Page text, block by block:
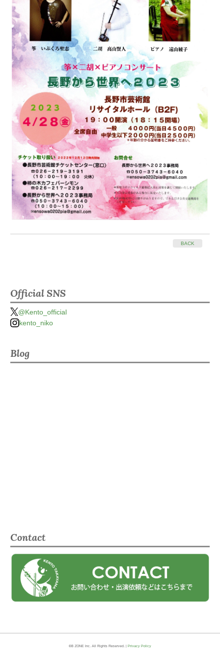
BACK
Official SNS
@Kento_official
kento_niko
Blog
Contact
©B ZONE Inc. All Rights Reserved. | Privacy Policy